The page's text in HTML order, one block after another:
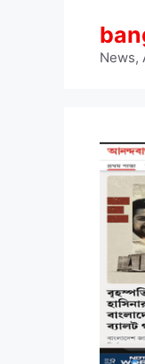
News,